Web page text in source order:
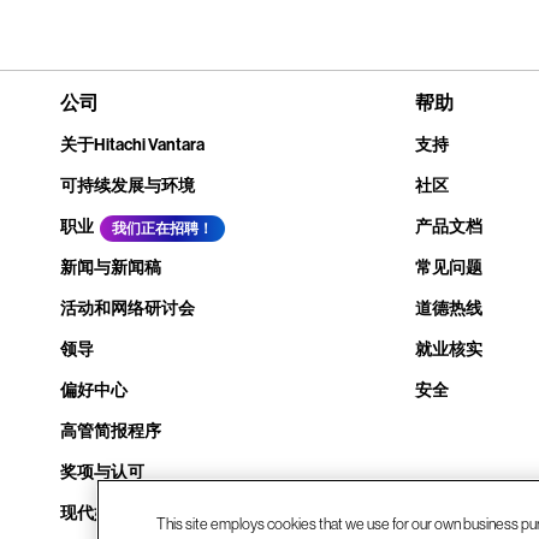
公司
关于Hitachi Vantara
可持续发展与环境
职业
我们正在招聘！
新闻与新闻稿
活动和网络研讨会
领导
偏好中心
高管简报程序
奖项与认可
现代奴隶制透明度声明
帮助
支持
社区
产品文档
常见问题
道德热线
就业核实
安全
This site employs cookies that we use for our own business